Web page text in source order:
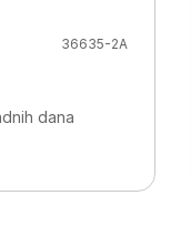
36635-2A
dana